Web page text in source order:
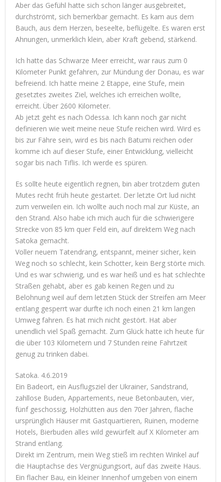
Aber das Gefühl hatte sich schon länger ausgebreitet,
durchströmt, sich bemerkbar gemacht. Es kam aus dem
Bauch, aus dem Herzen, beseelte, beflügelte. Es waren erst
Ahnungen, unmerklich klein, aber Kraft gebend, stärkend.
Ich hatte das Schwarze Meer erreicht, war raus zum 0
Kilometer Punkt gefahren, zur Mündung der Donau, es war
befreiend. Ich hatte meine 2 Etappe, eine Stufe, mein
gesetztes zweites Ziel, welches ich erreichen wollte,
erreicht. Über 2600 Kilometer.
Ab jetzt geht es nach Odessa. Ich kann noch gar nicht
definieren wie weit meine neue Stufe reichen wird. Wird es
bis zur Fähre sein, wird es bis nach Batumi reichen oder
komme ich auf dieser Stufe, einer Entwicklung, vielleicht
sogar bis nach Tiflis. Ich werde es spüren.
Es sollte heute eigentlich regnen, bin aber trotzdem guten
Mutes recht früh heute gestartet. Der letzte Ort lud nicht
zum verweilen ein. Ich wollte auch noch mal zur Küste, an
den Strand. Also habe ich mich auch für die schwierigere
Strecke von 85 km quer Feld ein, auf direktem Weg nach
Satoka gemacht.
Voller neuem Tatendrang, entspannt, meiner sicher, kein
Weg noch so schlecht, kein Schotter, kein Berg störte mich.
Und es war schwierig, und es war heiß und es hat schlechte
Straßen gehabt, aber es gab keinen Regen und zu
Belohnung weil auf dem letzten Stück der Streifen am Meer
entlang gesperrt war durfte ich noch einen 21 km langen
Umweg fahren. Es hat mich nicht gestört. Hat aber
unendlich viel Spaß gemacht. Zum Glück hatte ich heute für
die über 103 Kilometern und 7 Stunden reine Fahrtzeit
genug zu trinken dabei.
Satoka. 4.6.2019
Ein Badeort, ein Ausflugsziel der Ukrainer, Sandstrand,
zahllose Buden, Appartements, neue Betonbauten, vier,
fünf geschossig, Holzhütten aus den 70er Jahren, flache
ursprünglich Häuser mit Gastquartieren, Ruinen, moderne
Hotels, Bierbuden alles wild gewürfelt auf X Kilometer am
Strand entlang.
Direkt im Zentrum, mein Weg stieß im rechten Winkel auf
die Hauptachse des Vergnügungsort, auf das zweite Haus.
Ein flacher Bau, ein kleiner Innenhof umgeben von einem